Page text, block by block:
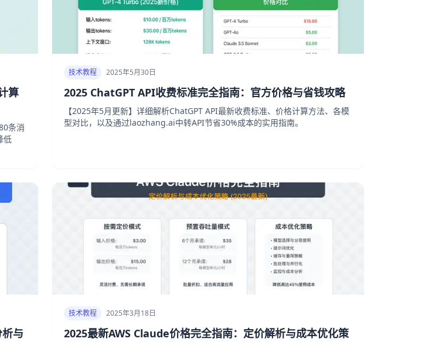
算
条消
低
技术教程 2025年5月30日
2025 ChatGPT API收费标准完全指南：官方价格与省钱攻略
【2025年5月更新】详细解析ChatGPT API最新收费标准、价格计算方法、各模
型对比，以及通过laozhang.ai中转API节省30%成本的实用指南。
与
技术教程 2025年3月18日
2025最新AWS Claude价格完全指南：定价解析与成本优化策